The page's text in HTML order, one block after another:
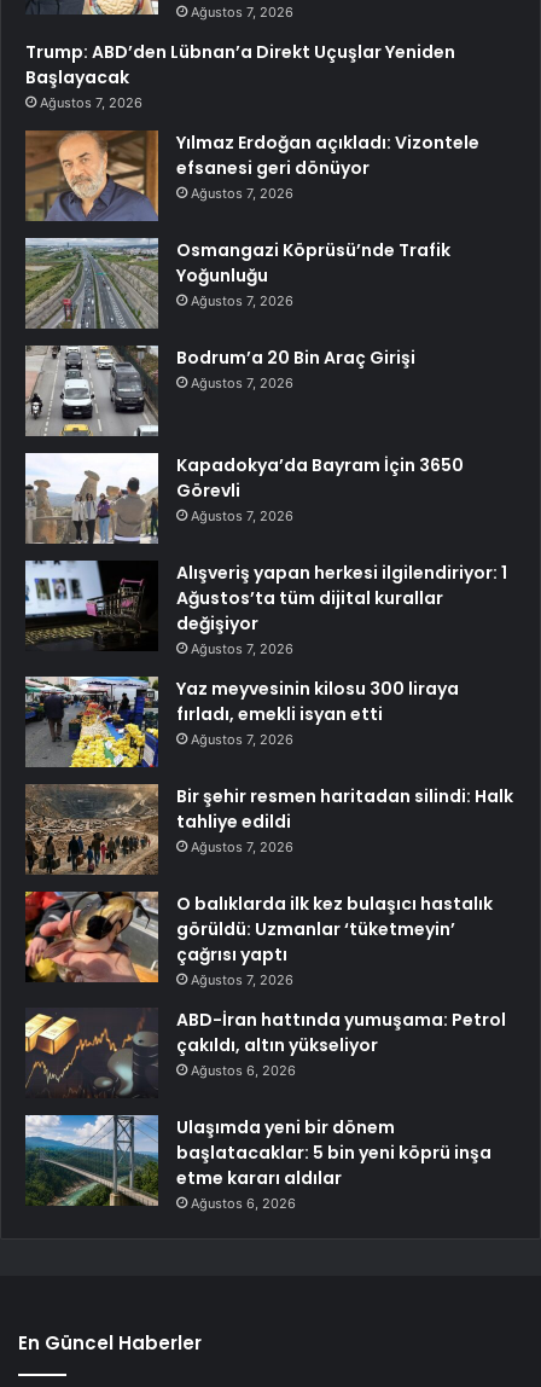
Ağustos 7, 2026
Trump: ABD’den Lübnan’a Direkt Uçuşlar Yeniden
Başlayacak
Ağustos 7, 2026
Yılmaz Erdoğan açıkladı: Vizontele
efsanesi geri dönüyor
Ağustos 7, 2026
Osmangazi Köprüsü’nde Trafik
Yoğunluğu
Ağustos 7, 2026
Bodrum’a 20 Bin Araç Girişi
Ağustos 7, 2026
Kapadokya’da Bayram İçin 3650
Görevli
Ağustos 7, 2026
Alışveriş yapan herkesi ilgilendiriyor: 1
Ağustos’ta tüm dijital kurallar
değişiyor
Ağustos 7, 2026
Yaz meyvesinin kilosu 300 liraya
fırladı, emekli isyan etti
Ağustos 7, 2026
Bir şehir resmen haritadan silindi: Halk
tahliye edildi
Ağustos 7, 2026
O balıklarda ilk kez bulaşıcı hastalık
görüldü: Uzmanlar ‘tüketmeyin’
çağrısı yaptı
Ağustos 7, 2026
ABD-İran hattında yumuşama: Petrol
çakıldı, altın yükseliyor
Ağustos 6, 2026
Ulaşımda yeni bir dönem
başlatacaklar: 5 bin yeni köprü inşa
etme kararı aldılar
Ağustos 6, 2026
En Güncel Haberler